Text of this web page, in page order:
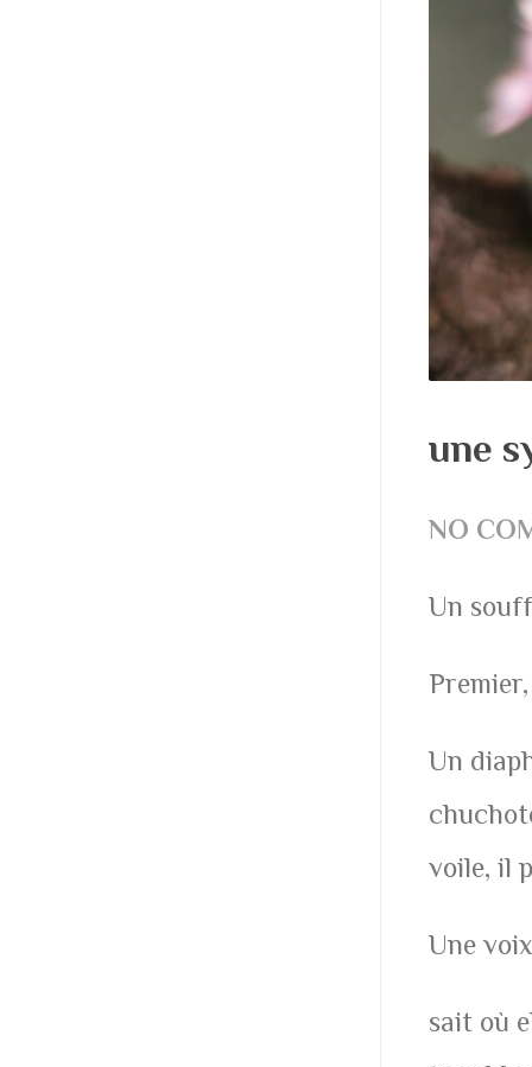
une
NO
Un
Un
voile, il
Une voix
sait où